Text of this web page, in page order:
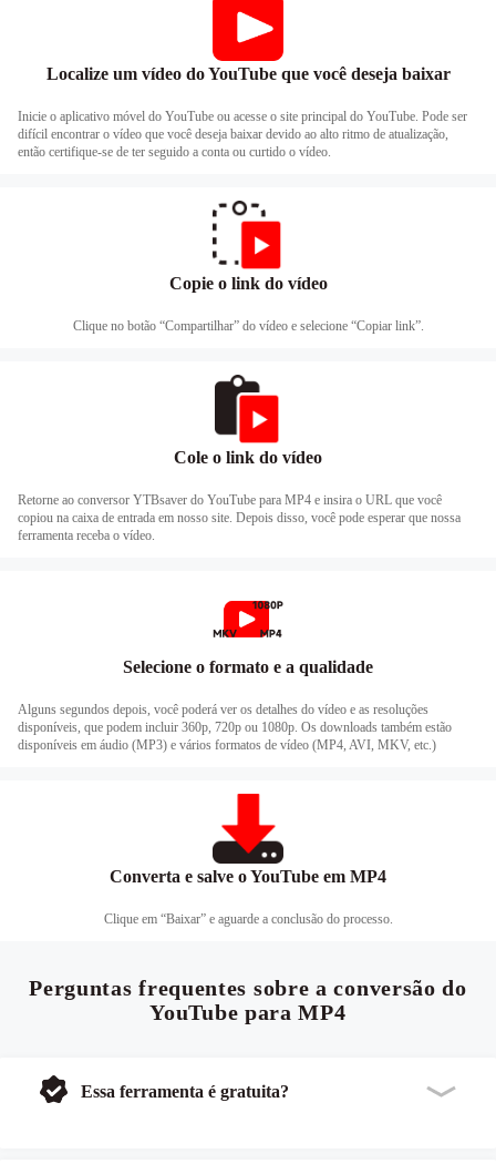
Localize um vídeo do YouTube que você deseja baixar
Inicie o aplicativo móvel do YouTube ou acesse o site principal do YouTube. Pode ser
difícil encontrar o vídeo que você deseja baixar devido ao alto ritmo de atualização,
então certifique-se de ter seguido a conta ou curtido o vídeo.
Copie o link do vídeo
Clique no botão “Compartilhar” do vídeo e selecione “Copiar link”.
Cole o link do vídeo
Retorne ao conversor YTBsaver do YouTube para MP4 e insira o URL que você
copiou na caixa de entrada em nosso site. Depois disso, você pode esperar que nossa
ferramenta receba o vídeo.
Selecione o formato e a qualidade
Alguns segundos depois, você poderá ver os detalhes do vídeo e as resoluções
disponíveis, que podem incluir 360p, 720p ou 1080p. Os downloads também estão
disponíveis em áudio (MP3) e vários formatos de vídeo (MP4, AVI, MKV, etc.)
Converta e salve o YouTube em MP4
Clique em “Baixar” e aguarde a conclusão do processo.
Perguntas frequentes sobre a conversão do
YouTube para MP4
Essa ferramenta é gratuita?